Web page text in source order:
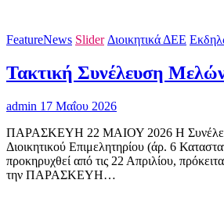
FeatureNews Slider Διοικητικά ΔΕΕ
Τακτική Συνέλευση
admin 17 Μαΐου 2026
ΠΑΡΑΣΚΕΥΗ 22 ΜΑΙΟΥ 2026 Η
Διοικητικού Επιμελητηρίου (άρ. 6
προκηρυχθεί από τις 22 Απριλίου,
την ΠΑΡΑΣΚΕΥΗ…